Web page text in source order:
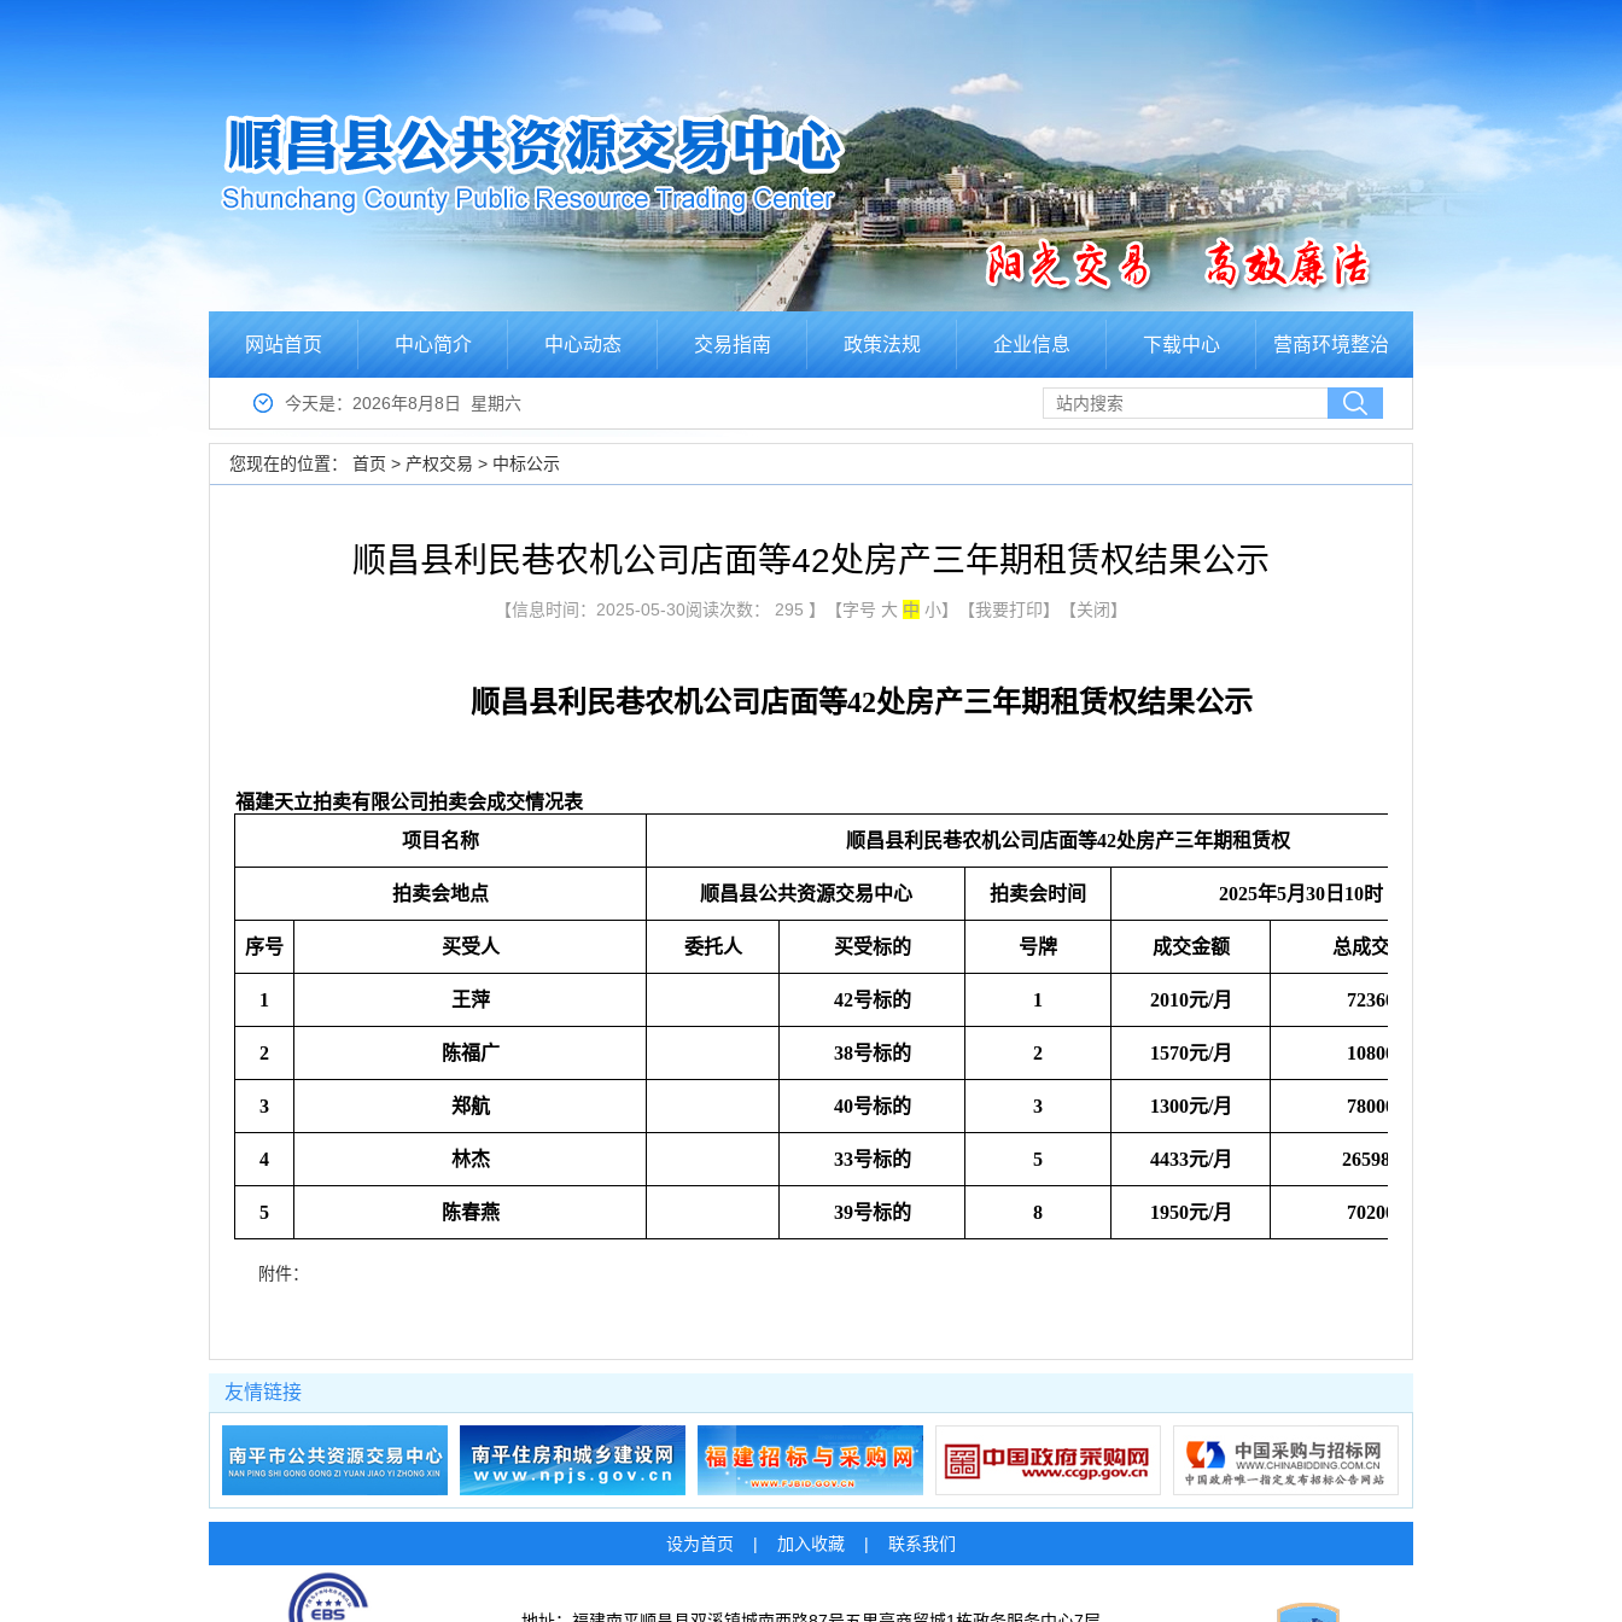
网站首页 中心简介 中心动态 交易指南 政策法规 企业信息 下载中心 营商环境整治
今天是：2026年8月8日 星期六
您现在的位置： 首页 > 产权交易 > 中标公示
顺昌县利民巷农机公司店面等42处房产三年期租赁权结果公示
【信息时间：2025-05-30阅读次数： 295 】【字号 大 中 小】 【我要打印】 【关闭】
顺昌县利民巷农机公司店面等42处房产三年期租赁权结果公示
福建天立拍卖有限公司拍卖会成交情况表
项目名称
顺昌县利民巷农机公司店面等42处房产三年期租赁权
拍卖会地点 顺昌县公共资源交易中心 拍卖会时间 2025年5月30日10时
序号 买受人 委托人 买受标的 号牌 成交金额 总成交金额
1 王萍 42号标的 1 2010元/月 72360元
2 陈福广 38号标的 2 1570元/月 10800元
3 郑航 40号标的 3 1300元/月 78000元
4 林杰 33号标的 5 4433元/月 265980元
5 陈春燕 39号标的 8 1950元/月 70200元
附件：
友情链接
设为首页 | 加入收藏 | 联系我们